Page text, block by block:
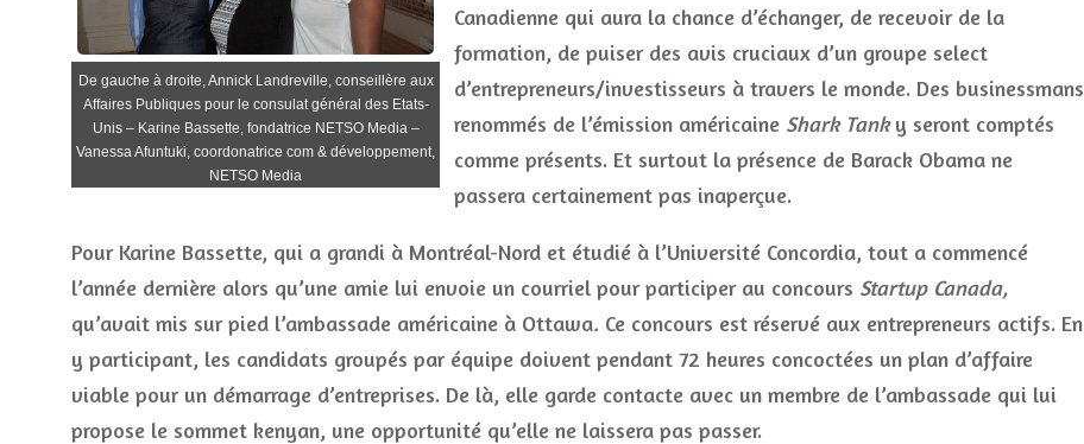
De gauche à droite, Annick Landreville, conseillère aux
Affaires Publiques pour le consulat général des Etats-
Unis – Karine Bassette, fondatrice NETSO Media –
Vanessa Afuntuki, coordonatrice com & développement,
NETSO Media
Canadienne qui aura la chance d’échanger, de recevoir de la
formation, de puiser des avis cruciaux d’un groupe select
d’entrepreneurs/investisseurs à travers le monde. Des businessmans
renommés de l’émission américaine Shark Tanky seront comptés
comme présents. Et surtout la présence de Barack Obama ne
passera certainement pas inaperçue.
Pour Karine Bassette, qui a grandi à Montréal-Nord et étudié à l’Université Concordia, tout a commencé
l’année dernière alors qu’une amie lui envoie un courriel pour participer au concours Startup Canada,
qu’avait mis sur pied l’ambassade américaine à Ottawa. Ce concours est réservé aux entrepreneurs actifs. En
y participant, les candidats groupés par équipe doivent pendant 72 heures concoctées un plan d’affaire
viable pour un démarrage d’entreprises. De là, elle garde contacte avec un membre de l’ambassade qui lui
propose le sommet kenyan, une opportunité qu’elle ne laissera pas passer.